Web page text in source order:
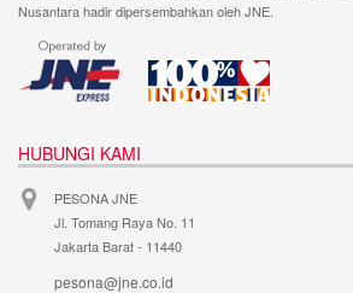
Nusantara hadir dipersembahkan oleh JNE.
HUBUNGI KAMI
PESONA JNE
Jl. Tomang Raya No. 11
Jakarta Barat - 11440
pesona@jne.co.id